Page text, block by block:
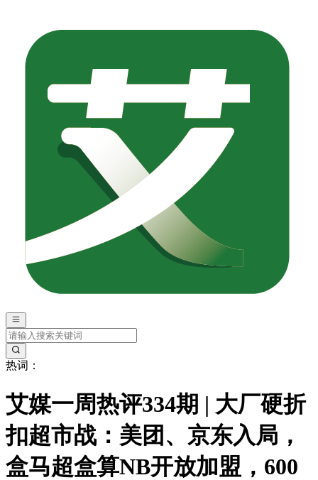
热词：
艾媒一周热评334期 | 大厂硬折
扣超市战：美团、京东入局，
盒马超盒算NB开放加盟，600